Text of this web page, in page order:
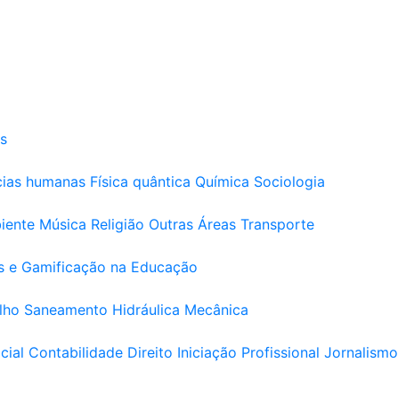
humanas Física quântica Química Sociologia
Música Religião Outras Áreas Transporte
e Gamificação na Educação
Saneamento Hidráulica Mecânica
Contabilidade Direito Iniciação Profissional Jornalismo